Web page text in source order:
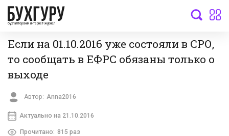
бухгалтерский интернет-журнал
Если на 01.10.2016 уже состояли в СРО,
то сообщать в ЕФРС обязаны только о
выходе
Автор: Anna2016
Актуально на 21.10.2016
Прочитано: 815 раз